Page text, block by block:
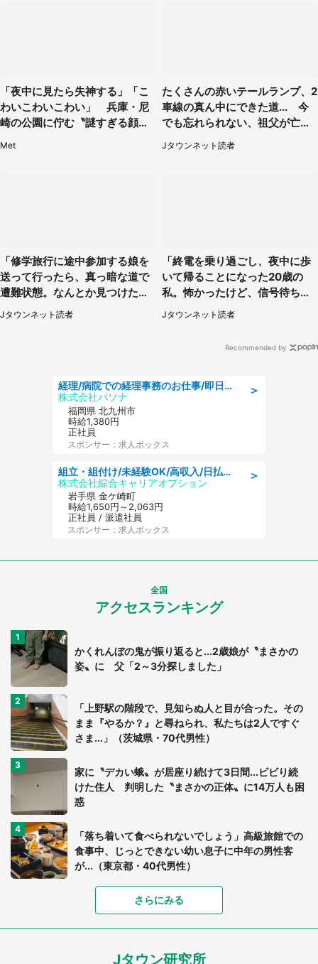
「夜中に見たら失神する」「こ
わいこわいこわい」 兵庫・尼
崎の公園に佇む〝謎すぎる顔〟
Met
たくさんの赤いテールランプ、2
車線の真ん中にできた道... 今
でも忘れられない、祖父が亡く
なった夜に見た光景（30代女
性）
Jタウンネット読者
「修学旅行に途中参加する娘を
送って行ったら、真っ暗な道で
遭難状態。なんとか見つけた民
家に助けを求めると、住人の男
性が...」
Jタウンネット読者
「終電を乗り過ごし、夜中に歩
いて帰ることになった20歳の
私。怖かったけど、信号待ちの
車に道を尋ねたら...」（埼玉
県・60代女性）
Jタウンネット読者
Recommended by
＞
経理/病院での経理事務のお仕事/即日勤務可/車通勤可/経理/一般事務
株式会社パソナ
福岡県 北九州市
時給1,380円
正社員
スポンサー：求人ボックス
＞
組立・組付け/未経験OK/高収入/日払いOK/交替制/20・30・40代活躍中
株式会社綜合キャリアオプション
岩手県 金ケ崎町
時給1,650円～2,063円
正社員 / 派遣社員
スポンサー：求人ボックス
全国
アクセスランキング
かくれんぼの鬼が振り返ると...2歳娘が〝まさかの
姿〟に 父「2～3分探しました」
「上野駅の階段で、見知らぬ人と目が合った。その
まま『やるか？』と尋ねられ、私たちは2人ですぐ
さま...」（茨城県・70代男性）
家に〝デカい蛾〟が居座り続けて3日間...ビビり続
けた住人 判明した〝まさかの正体〟に14万人も困
惑
「落ち着いて食べられないでしょう」高級旅館での
食事中、じっとできない幼い息子に中年の男性客
が...（東京都・40代男性）
「富豪すぎ」1歳息子の〝店頭駄々こね〟の内容に1.
7万人驚がく 「お菓子売り場ならまだしも...」「ハ
ードル高い」
さらにみる
Jタウン研究所